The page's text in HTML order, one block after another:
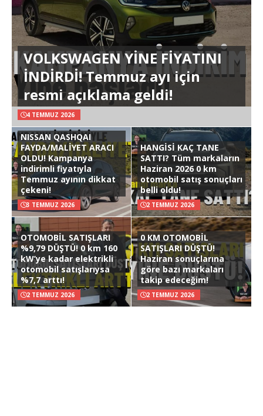
VOLKSWAGEN YİNE FİYATINI
İNDİRDİ! Temmuz ayı için
resmi açıklama geldi!
4 TEMMUZ 2026
NISSAN QASHQAI
FAYDA/MALİYET ARACI
OLDU! Kampanya
indirimli fiyatıyla
Temmuz ayının dikkat
çekeni!
3 TEMMUZ 2026
HANGİSİ KAÇ TANE
SATTI? Tüm markaların
Haziran 2026 0 km
otomobil satış sonuçları
belli oldu!
2 TEMMUZ 2026
OTOMOBİL SATIŞLARI
%9,79 DÜŞTÜ! 0 km 160
kW’ye kadar elektrikli
otomobil satışlarıysa
%7,7 arttı!
2 TEMMUZ 2026
0 KM OTOMOBİL
SATIŞLARI DÜŞTÜ!
Haziran sonuçlarına
göre bazı markaları
takip edeceğim!
2 TEMMUZ 2026